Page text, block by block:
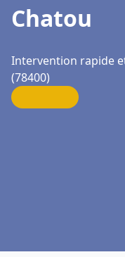
Chatou
Intervention rapide
(78400)